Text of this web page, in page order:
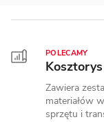
POLECAMY
Kosztorys
Zawiera
materiałów
sprzętu i